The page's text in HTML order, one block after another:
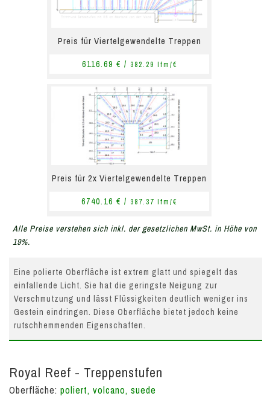
Preis für Viertelgewendelte Treppen
6116.69 € / 382.29 lfm/€
Preis für 2x Viertelgewendelte Treppen
6740.16 € / 387.37 lfm/€
Alle Preise verstehen sich inkl. der gesetzlichen MwSt. in Höhe von
19%.
Eine polierte Oberfläche ist extrem glatt und spiegelt das
einfallende Licht. Sie hat die geringste Neigung zur
Verschmutzung und lässt Flüssigkeiten deutlich weniger ins
Gestein eindringen. Diese Oberfläche bietet jedoch keine
rutschhemmenden Eigenschaften.
Royal Reef - Treppenstufen
Oberfläche: poliert, volcano, suede